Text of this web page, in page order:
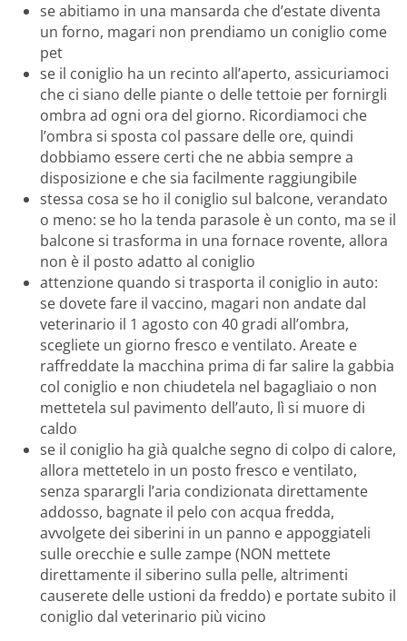
se abitiamo in una mansarda che d’estate diventa
un forno, magari non prendiamo un coniglio come
pet
se il coniglio ha un recinto all’aperto, assicuriamoci
che ci siano delle piante o delle tettoie per fornirgli
ombra ad ogni ora del giorno. Ricordiamoci che
l’ombra si sposta col passare delle ore, quindi
dobbiamo essere certi che ne abbia sempre a
disposizione e che sia facilmente raggiungibile
stessa cosa se ho il coniglio sul balcone, verandato
o meno: se ho la tenda parasole è un conto, ma se il
balcone si trasforma in una fornace rovente, allora
non è il posto adatto al coniglio
attenzione quando si trasporta il coniglio in auto:
se dovete fare il vaccino, magari non andate dal
veterinario il 1 agosto con 40 gradi all’ombra,
scegliete un giorno fresco e ventilato. Areate e
raffreddate la macchina prima di far salire la gabbia
col coniglio e non chiudetela nel bagagliaio o non
mettetela sul pavimento dell’auto, lì si muore di
caldo
se il coniglio ha già qualche segno di colpo di calore,
allora mettetelo in un posto fresco e ventilato,
senza sparargli l’aria condizionata direttamente
addosso, bagnate il pelo con acqua fredda,
avvolgete dei siberini in un panno e appoggiateli
sulle orecchie e sulle zampe (NON mettete
direttamente il siberino sulla pelle, altrimenti
causerete delle ustioni da freddo) e portate subito il
coniglio dal veterinario più vicino